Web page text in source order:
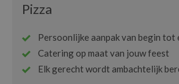
Pizza
Persoonlijke aanpak van begin tot
Catering op maat van jouw feest
Elk gerecht wordt ambachtelijk